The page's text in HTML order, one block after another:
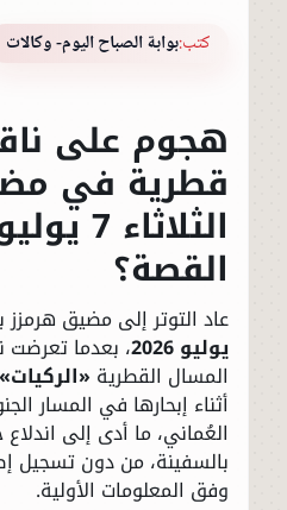
كتب:بوابة الصباح اليوم- وكالات
هجوم على
قطرية في
القصة؟
عاد التوتر إلى مضيق هرمزز
يوليو 2026 ، بعدما تعرضت
المسال القطرية «الركيات» Al Rekayyat
أثناء إبحارها في المسار
العُماني، ما أدى إلى
بالسفينة، من دون تسجيل
وفق المعلومات الأولية.